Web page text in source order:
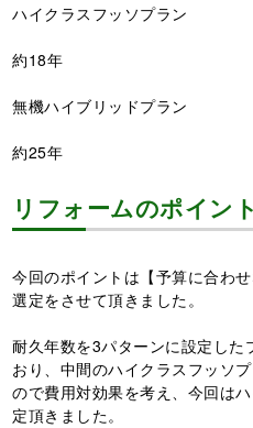
ハイクラスフッソプラン
約18年
無機ハイブリッドプラン
約25年
リフォームのポイント
今回のポイントは【予算に合わ
選定をさせて頂きました。
耐久年数を3パターンに設定した
おり、中間のハイクラスフッソ
ので費用対効果を考え、今回は
定頂きました。